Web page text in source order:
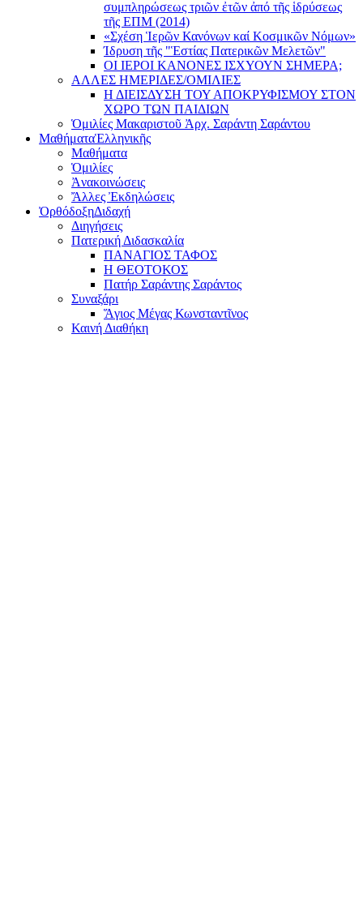
συμπληρώσεως τριῶν ἐτῶν ἀπό τῆς ἱδρύσεως
τῆς ΕΠΜ (2014)
«Σχέση Ἱερῶν Κανόνων καί Κοσμικῶν Νόμων»
Ίδρυση τῆς "Ἑστίας Πατερικῶν Μελετῶν"
ΟΙ ΙΕΡΟΙ ΚΑΝΟΝΕΣ ΙΣΧΥΟΥΝ ΣΗΜΕΡΑ;
ΑΛΛΕΣ ΗΜΕΡΙΔΕΣ/ΟΜΙΛΙΕΣ
Η ΔΙΕΙΣΔΥΣΗ ΤΟΥ ΑΠΟΚΡΥΦΙΣΜΟΥ ΣΤΟΝ
ΧΩΡΟ ΤΩΝ ΠΑΙΔΙΩΝ
Ὁμιλίες Μακαριστοῦ Ἀρχ. Σαράντη Σαράντου
ΜαθήματαἙλληνικῆς
Μαθήματα
Ὁμιλίες
Ἀνακοινώσεις
Ἄλλες Ἐκδηλώσεις
ὈρθόδοξηΔιδαχή
Διηγήσεις
Πατερική Διδασκαλία
ΠΑΝΑΓΙΟΣ ΤΑΦΟΣ
Η ΘΕΟΤΟΚΟΣ
Πατήρ Σαράντης Σαράντος
Συναξάρι
Ἅγιος Μέγας Κωνσταντῖνος
Καινή Διαθήκη